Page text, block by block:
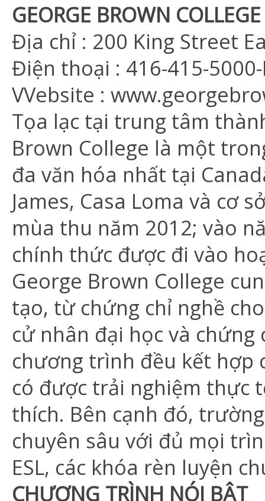
GEORGE BROWN COLLEGE
Địa chỉ : 200 King Street
Điện thoại : 416-415-
VVebsite :
Tọa lạc tại trung tâm
Brown College là một
đa văn hóa nhất tại
James, Casa Loma và cơ
mùa thu năm 2012; vào
chính thức được đi vào
George Brown College
tạo, từ chứng chỉ nghề
cử nhân đại học và chứng
chương trình đều kết hợp
có được trải nghiệm thực
thích. Bên cạnh đó,
chuyên sâu với đủ mọi
ESL, các khóa rèn luyện
CHƯƠNG TRÌNH NÓI BẬT